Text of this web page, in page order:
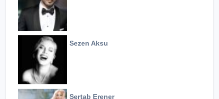
Sezen Aksu
Sertab Erener